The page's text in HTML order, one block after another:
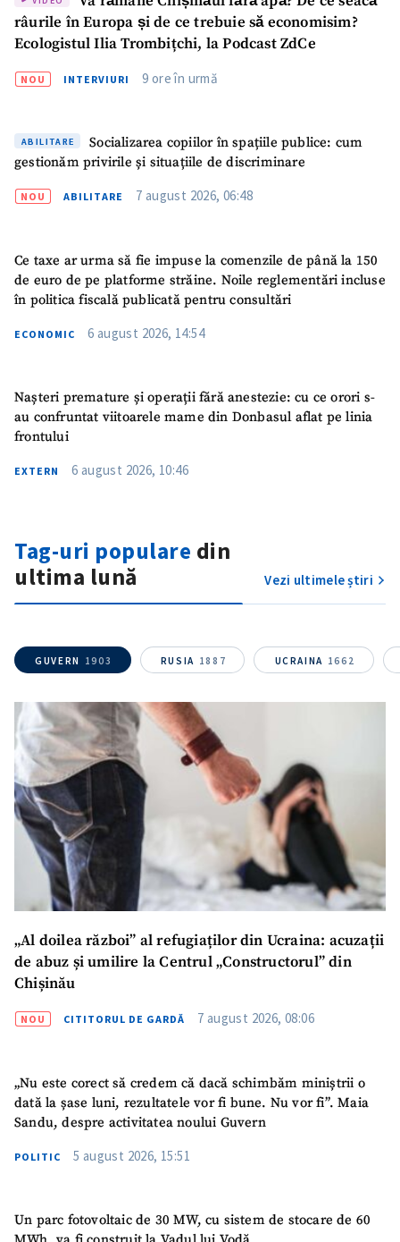
SUSȚINE
râurile în Europa și de ce trebuie să economisim?
Ecologistul Ilia Trombițchi, la Podcast ZdCe
NOU INTERVIURI 9 ore în urmă
ABILITARE
Socializarea copiilor în spațiile publice: cum
gestionăm privirile și situațiile de discriminare
NOU ABILITARE 7 august 2026, 06:48
Ce taxe ar urma să fie impuse la comenzile de până la 150
de euro de pe platforme străine. Noile reglementări incluse
în politica fiscală publicată pentru consultări
ECONOMIC 6 august 2026, 14:54
Nașteri premature și operații fără anestezie: cu ce orori s-
au confruntat viitoarele mame din Donbasul aflat pe linia
frontului
EXTERN 6 august 2026, 10:46
Tag-uri populare din
ultima lună
Vezi ultimele știri
GUVERN 1903 RUSIA 1887 UCRAINA 1662
„Al doilea război” al refugiaților din Ucraina: acuzații
de abuz și umilire la Centrul „Constructorul” din
Chișinău
NOU CITITORUL DE GARDĂ 7 august 2026, 08:06
„Nu este corect să credem că dacă schimbăm miniștrii o
dată la șase luni, rezultatele vor fi bune. Nu vor fi”. Maia
Sandu, despre activitatea noului Guvern
POLITIC 5 august 2026, 15:51
Un parc fotovoltaic de 30 MW, cu sistem de stocare de 60
Email+ Emailul meu
+ Telefon personal
TRIMITE ȘTIREA